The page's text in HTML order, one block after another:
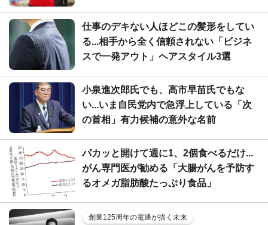
仕事のデキない人ほどこの髪形をしてい
る...相手から全く信頼されない「ビジネ
スで一発アウト」ヘアスタイル3選
小泉進次郎氏でも、高市早苗氏でもな
い...いま自民党内で急浮上している「次
の首相」有力候補の意外な名前
パカッと開けて週に1、2個食べるだけ...
がん専門医が勧める「大腸がんを予防す
るオメガ脂肪酸たっぷり食品」
創業125周年の電通が描く未来